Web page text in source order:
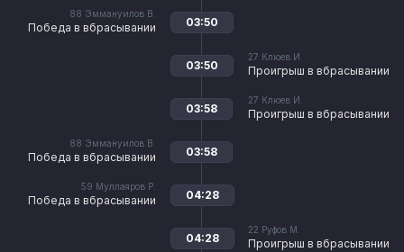
88 Эммануилов В.
Победа в вбрасывании 03:50
27 Клюев И.
Проигрыш в вбрасывании
03:50
27 Клюев И.
Проигрыш в вбрасывании
03:58
88 Эммануилов В.
Победа в вбрасывании 03:58
59 Муллаяров Р.
Победа в вбрасывании 04:28
22 Руфов М.
Проигрыш в вбрасывании
04:28